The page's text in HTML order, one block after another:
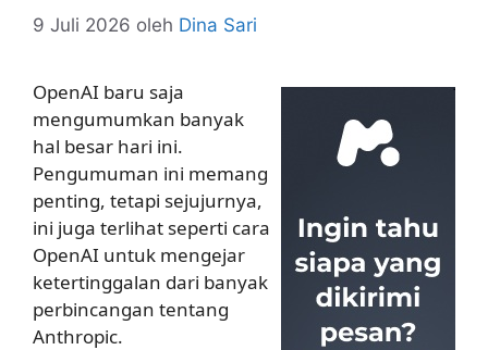
9 Juli 2026 oleh Dina Sari
OpenAI baru saja
mengumumkan banyak
hal besar hari ini.
Pengumuman ini memang
penting, tetapi sejujurnya,
ini juga terlihat seperti cara
OpenAI untuk mengejar
ketertinggalan dari banyak
perbincangan tentang
Anthropic.